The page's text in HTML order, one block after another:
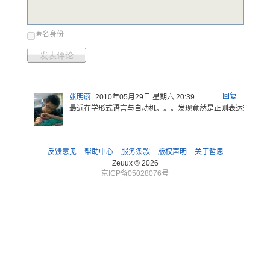
匿名身份
发表评论
回复
张明蔚 2010年05月29日 星期六 20:39
最近在学形式语言与自动机。。。 发现竟然是正则表达式
反馈意见 帮助中心 服务条款 版权声明
关于哲思
Zeuux © 2026
京ICP备05028076号